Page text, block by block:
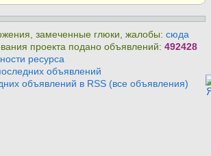
замеченные глюки, жалобы:сюда
проекта подано объявлений:492428
ресурса
объявлений
объявлений в RSS (все объявления)